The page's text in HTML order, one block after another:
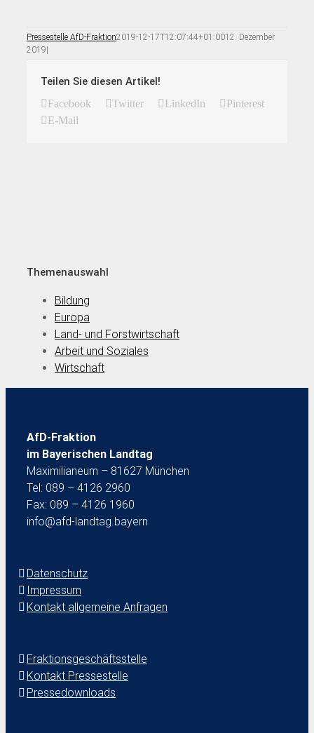
Pressestelle AfD-Fraktion2019-12-17T12:07:44+01:0012. Dezember
2019|
Teilen Sie diesen Artikel!
Facebook Twitter LinkedIn
Pinterest
E-Mail
Themenauswahl
Bildung
Europa
Land- und Forstwirtschaft
Arbeit und Soziales
Wirtschaft
AfD-Fraktion
im Bayerischen Landtag
Maximilianeum – 81627 München
Tel: 089 – 4126 2960
Fax: 089 – 4126 1960
info@afd-landtag.bayern
Datenschutz
Impressum
Kontakt allgemeine Anfragen
Fraktionsgeschäftsstelle
Kontakt Pressestelle
Pressedownloads